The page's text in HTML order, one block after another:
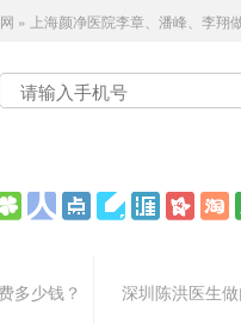
» 上海颜净医院李章、潘峰、李翔
多少钱？
深圳陈洪医生